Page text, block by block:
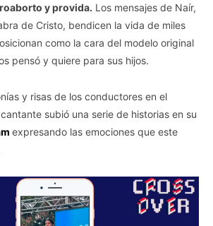
y provida. Los mensajes de Naír,
de Cristo, bendicen la vida de miles
como la cara del modelo original
pensó y quiere para sus hijos.
y risas de los conductores en el
subió una serie de historias en su
expresando las emociones que este